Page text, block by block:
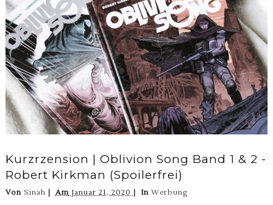
Kurzrzension | Oblivion Song Band 1 & 2 -
Robert Kirkman (Spoilerfrei)
Von Sinah AmJanuar 21, 2020 In Werbung